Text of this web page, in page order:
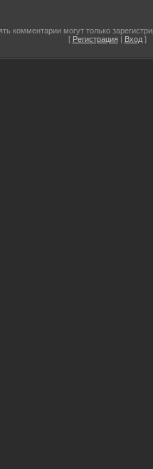
комментарии могут только
[ Регистрация| Вход]